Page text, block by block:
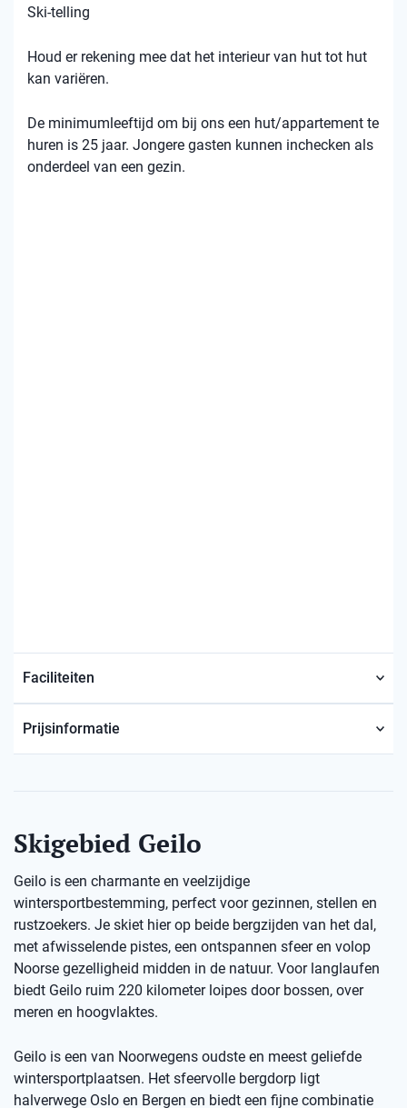
Ski-telling
Houd er rekening mee dat het interieur van hut tot hut
kan variëren.
De minimumleeftijd om bij ons een hut/appartement te
huren is 25 jaar. Jongere gasten kunnen inchecken als
onderdeel van een gezin.
Faciliteiten
Prijsinformatie
Skigebied Geilo
Geilo is een charmante en veelzijdige
wintersportbestemming, perfect voor gezinnen, stellen en
rustzoekers. Je skiet hier op beide bergzijden van het dal,
met afwisselende pistes, een ontspannen sfeer en volop
Noorse gezelligheid midden in de natuur. Voor langlaufen
biedt Geilo ruim 220 kilometer loipes door bossen, over
meren en hoogvlaktes.
Geilo is een van Noorwegens oudste en meest geliefde
wintersportplaatsen. Het sfeervolle bergdorp ligt
halverwege Oslo en Bergen en biedt een fijne combinatie